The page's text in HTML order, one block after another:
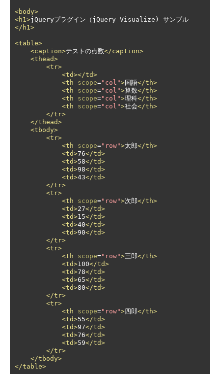
<body>
<h1>jQueryプラグイン（jQuery Visualize) サンプル
</h1>
<table>
<caption>テストの点数</caption>
<thead>
<tr>
<td></td>
<th
scope="col">国語</th>
<th
scope="col">算数</th>
<th
scope="col">理科</th>
<th
scope="col">社会</th>
</tr>
</thead>
<tbody>
<tr>
<th
scope="row">太郎</th>
<td>76</td>
<td>58</td>
<td>98</td>
<td>43</td>
</tr>
<tr>
<th
scope="row">次郎</th>
<td>27</td>
<td>15</td>
<td>40</td>
<td>90</td>
</tr>
<tr>
<th
scope="row">三郎</th>
<td>100</td>
<td>78</td>
<td>65</td>
<td>80</td>
</tr>
<tr>
<th
scope="row">四郎</th>
<td>55</td>
<td>97</td>
<td>76</td>
<td>59</td>
</tr>
</tbody>
</table>